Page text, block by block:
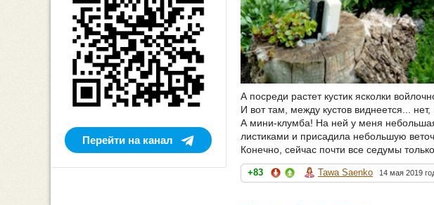
А посреди растет кустик ясколки
И вот там, между кустов виднеется...
А мини-клумба! На ней у меня
листиками и присадила небольшую
Конечно, сейчас почти все седумы
+83 Tawa Saenko 14 мая 2019
Перейти на канал